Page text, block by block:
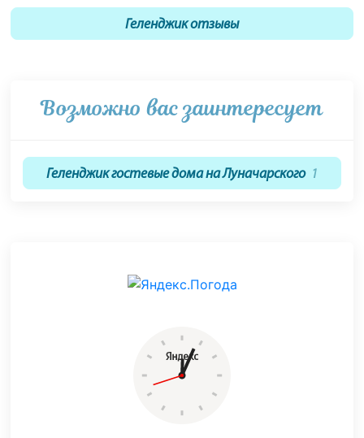
Геленджик отзывы
Возможно вас заинтересует
Геленджик гостевые дома на Луначарского 1